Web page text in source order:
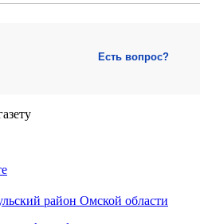
Есть вопрос?